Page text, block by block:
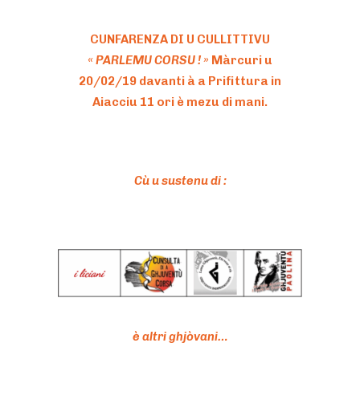
CUNFARENZA DI U CULLITTIVU
«PARLEMU CORSU !» Màrcuri u
20/02/19 davanti à a Prifittura in
Aiacciu 11 ori è mezu di mani.
Cù u sustenu di :
è altri ghjòvani…